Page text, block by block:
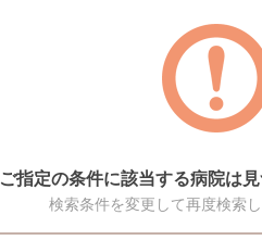
ご指定の条件に該当する病院は見
検索条件を変更して再度検索し